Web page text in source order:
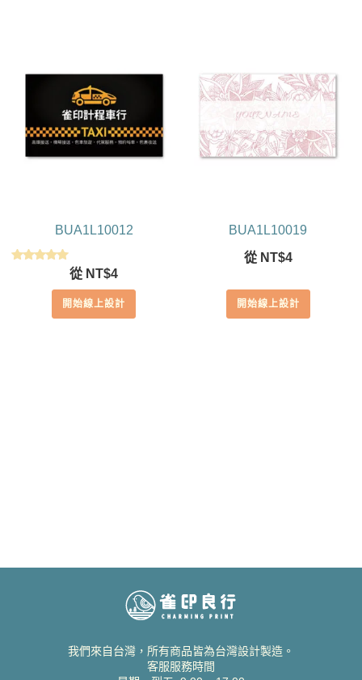
BUA1L10012
滿分 5
從 NT$4
開始線上設計
BUA1L10019
從 NT$4
開始線上設計
我們來自台灣，所有商品皆為台灣設計製造。
客服服務時間